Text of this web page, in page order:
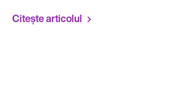
Citește articolul